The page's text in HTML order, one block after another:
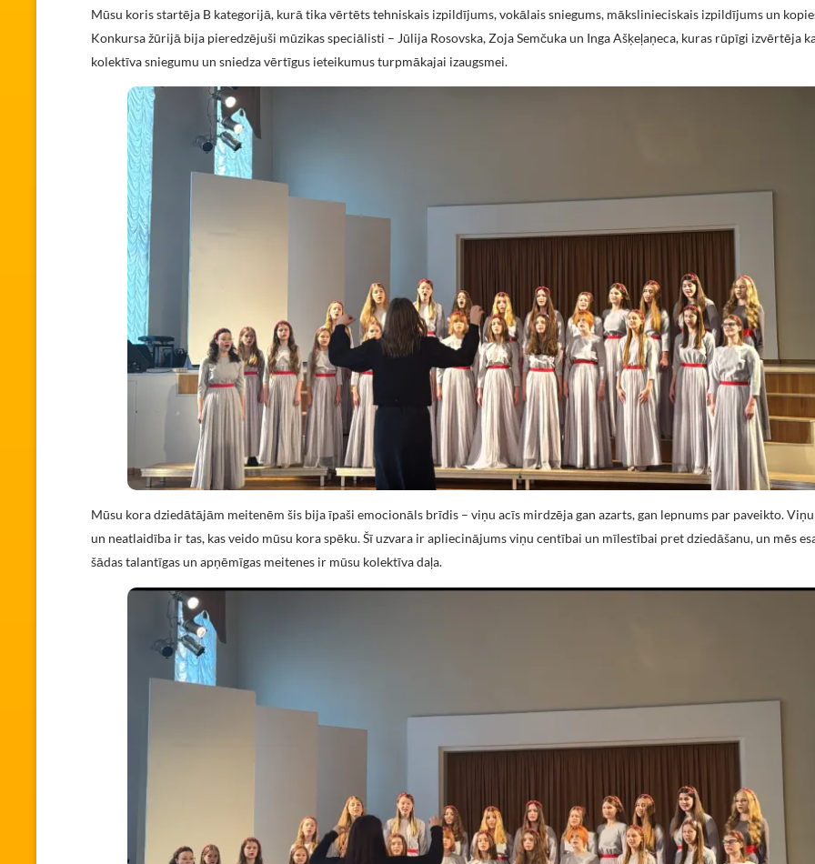
Mūsu koris startēja B kategorijā, kurā tika vērtēts tehniskais izpildījums, vokālais sniegums, mākslinieciskais izpildījums un
Konkursa žūrijā bija pieredzējuši mūzikas speciālisti – Jūlija Rosovska, Zoja Semčuka un Inga Ašķeļaņeca, kuras rūpīgi izvērtēja
kolektīva sniegumu un sniedza vērtīgus ieteikumus turpmākajai izaugsmei.
Mūsu kora dziedātājām meitenēm šis bija īpaši emocionāls brīdis – viņu acīs mirdzēja gan azarts, gan lepnums par paveikto.
un neatlaidība ir tas, kas veido mūsu kora spēku. Šī uzvara ir apliecinājums viņu centībai un mīlestībai pret dziedāšanu, un mēs
šādas talantīgas un apņēmīgas meitenes ir mūsu kolektīva daļa.